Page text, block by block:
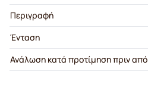
Περιγραφή
Ένταση
Ανάλωση κατά προτίμηση πριν από